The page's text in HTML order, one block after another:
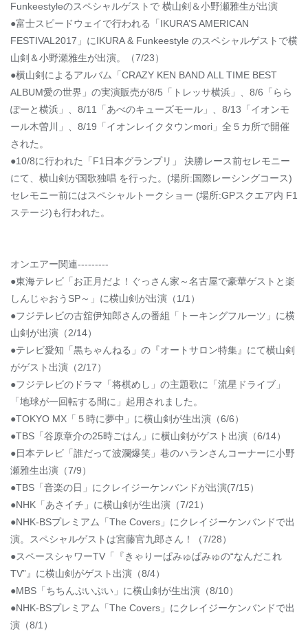
Funkeestyleのスペシャルゲストで 横山剣＆小野瀬雅生が出演
●富士スピードウェイで行われる「IKURA’S AMERICAN
FESTIVAL2017」にIKURA & Funkeestyle のスペシャルゲストで横
山剣＆小野瀬雅生が出演。（7/23）
●横山剣によるアルバム「CRAZY KEN BAND ALL TIME BEST
ALBUM愛の世界」の実演販売が8/5「トレッサ横浜」、8/6「らら
ぽーと横浜」、8/11「あべのキューズモール」、8/13「イオンモ
ール木曽川」、8/19「イオンレイクタウンmori」全５カ所で開催
された。
●10/8に行われた「F1日本グランプリ」 決勝レース前セレモニー
にて、横山剣が国歌独唱 を行った。(場所:国際レーシングコース)
セレモニー前にはスペシャルトークショー (場所:GPスクエア内 F1
ステージ)も行われた。
オンエアー関連---------
●東海テレビ「お正月だよ！ぐっさん家～名古屋で豪華ゲストと楽
しんじゃおうSP～」に横山剣が出演（1/1）
●フジテレビの古舘伊知郎さんの番組「トーキングフルーツ」に横
山剣が出演（2/14）
●テレビ愛知「黒ちゃんねる」の『オートサロン特集』にて横山剣
がゲスト出演（2/17）
●フジテレビのドラマ「将棋めし」の主題歌に「流星ドライブ」
「地球が一回転する間に」起用されました。
●TOKYO MX「５時に夢中」に横山剣が生出演（6/6）
●TBS「谷原章介の25時ごはん」に横山剣がゲスト出演（6/14）
●日本テレビ「誰だって波瀾爆笑」巷のハランさんコーナーに小野
瀬雅生出演（7/9）
●TBS「音楽の日」にクレイジーケンバンドが出演(7/15）
●NHK「あさイチ」に横山剣が生出演（7/21）
●NHK-BSプレミアム「The Covers」にクレイジーケンバンドで出
演。スペシャルゲストは宮藤官九郎さん！（7/28）
●スペースシャワーTV「『きゃりーぱみゅぱみゅの“なんだこれ
TV”』に横山剣がゲスト出演（8/4）
●MBS「ちちんぷいぷい」に横山剣が生出演（8/10）
●NHK-BSプレミアム「The Covers」にクレイジーケンバンドで出
演（8/1）